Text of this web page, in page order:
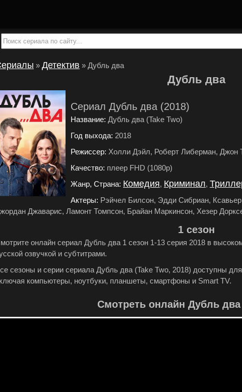
» Детектив » Дубль два
Дубль два
Сериал Дубль два (2018)
Название: Дубль два (Take Two)
Год выхода: 2018
Режиссер: Холли Дэйл, Роберт Либерман, Джон
Качество: плеер FHD (1080p)
Жанр, Страна: Комедия, Криминал,
Актеры: Рэйчел Билсон, Эдди Сибриан,
Джаварис, Ламонт Томпсон, Брайан Маркинсон, Хезер
1 сезон
онлайн сериал Дубль два 1 сезон 1-13 серия 2018 в
озвучкой и субтитрами.
сезоны и серии сериала Дубль два (Take Two, 2018) доступны
компьютеры, ноутбуки, планшеты, смартфоны и Smart TV.
Смотреть онлайн Дубль два